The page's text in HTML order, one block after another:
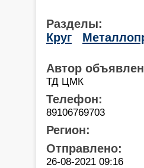
Разделы:
Круг
Автор
ТД ЦМК
Телефон:
89106769703
Регион:
Отправлено:
26-08-2021 09:16